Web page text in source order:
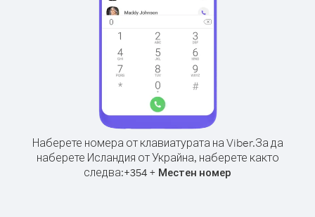
Наберете номера от клавиатурата на Viber.За да
наберете Исландия от Украйна, наберете както
следва:+354 + Местен номер